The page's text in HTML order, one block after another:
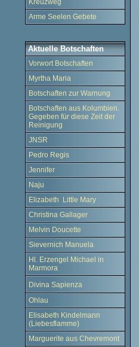
Kreuzweg
Arme Seelen Gebete
Aktuelle Botschaften
Vorwort Botschaften
Myrtha Maria
Botschaften zur Warnung
Botschaften aus Kolumbien.
Gegeben für diese Zeit der
Reinigung
JNSR
Pedro Regis
Jennifer
Naju
Elizabeth Little Mary
Christina Gallager
Melvin Doucette
Sievernich Manuela
Hl. Erzengel Michael in
Marmora
Divina Sapienza
Ohlau
Elisabeth Kindelmann
(Liebesflamme)
Marguerite aus Chevremont